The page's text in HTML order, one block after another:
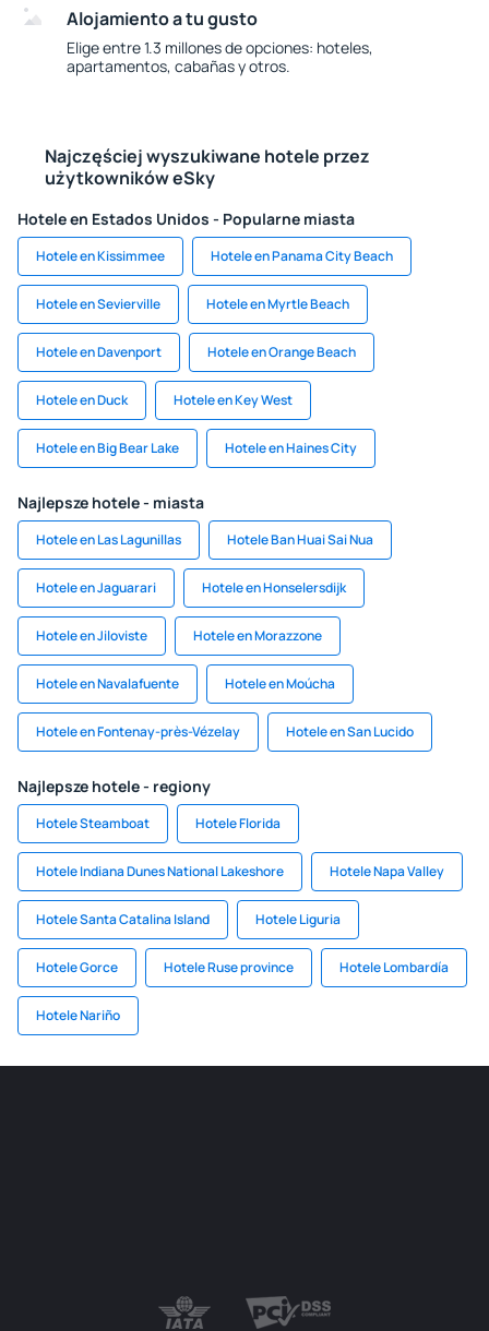
Alojamiento a tu gusto
Elige entre 1.3 millones de opciones: hoteles,
apartamentos, cabañas y otros.
Najczęściej wyszukiwane hotele przez
użytkowników eSky
Hotele en Estados Unidos - Popularne miasta
Hotele en Kissimmee Hotele en Panama City Beach
Hotele en Sevierville Hotele en Myrtle Beach
Hotele en Davenport Hotele en Orange Beach
Hotele en Duck Hotele en Key West
Hotele en Big Bear Lake Hotele en Haines City
Najlepsze hotele - miasta
Hotele en Las Lagunillas Hotele Ban Huai Sai Nua
Hotele en Jaguarari Hotele en Honselersdijk
Hotele en Jiloviste Hotele en Morazzone
Hotele en Navalafuente Hotele en Moúcha
Hotele en Fontenay-près-Vézelay Hotele en San Lucido
Najlepsze hotele - regiony
Hotele Steamboat Hotele Florida
Hotele Indiana Dunes National Lakeshore Hotele Napa Valley
Hotele Santa Catalina Island Hotele Liguria
Hotele Gorce Hotele Ruse province Hotele Lombardía
Hotele Nariño